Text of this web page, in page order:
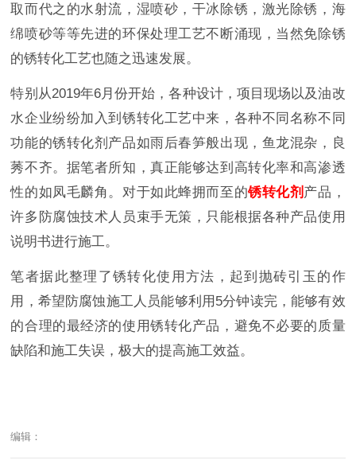
取而代之的水射流，湿喷砂，干冰除锈，激光除锈，海
绵喷砂等等先进的环保处理工艺不断涌现，当然免除锈
的锈转化工艺也随之迅速发展。
特别从2019年6月份开始，各种设计，项目现场以及油改
水企业纷纷加入到锈转化工艺中来，各种不同名称不同
功能的锈转化剂产品如雨后春笋般出现，鱼龙混杂，良
莠不齐。据笔者所知，真正能够达到高转化率和高渗透
性的如凤毛麟角。对于如此蜂拥而至的锈转化剂 产品，
许多防腐蚀技术人员束手无策，只能根据各种产品使用
说明书进行施工。
笔者据此整理了锈转化使用方法，起到抛砖引玉的作
用，希望防腐蚀施工人员能够利用5分钟读完，能够有效
的合理的最经济的使用锈转化产品，避免不必要的质量
缺陷和施工失误，极大的提高施工效益。
编辑：